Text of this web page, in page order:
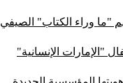
"ما وراء الكتاب" الصيفي